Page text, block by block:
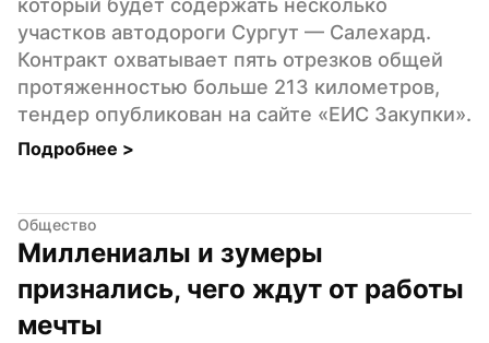
который будет содержать несколько
участков автодороги Сургут — Салехард.
Контракт охватывает пять отрезков общей
протяженностью больше 213 километров,
тендер опубликован на сайте «ЕИС Закупки».
Подробнее >
Общество
Миллениалы и зумеры
признались, чего ждут от работы
мечты